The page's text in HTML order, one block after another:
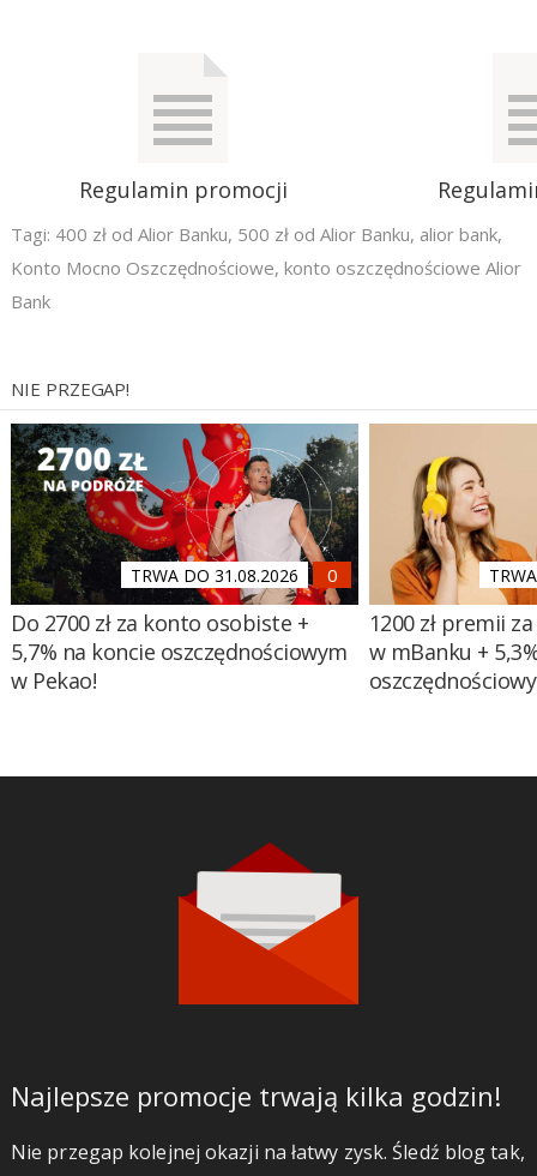
Regulamin promocji
Tagi: 400 zł od Alior Banku, 500 zł od Alior Banku, alior bank,
Konto Mocno Oszczędnościowe, konto oszczędnościowe Alior
Bank
NIE PRZEGAP!
TRWA DO 31.08.2026
Do 2700 zł za konto osobiste +
5,7% na koncie oszczędnościowym
w Pekao!
1200 zł premii
w mBanku +
Najlepsze promocje trwają kilka godzin!
Nie przegap kolejnej okazji na łatwy zysk. Śledź blog tak,